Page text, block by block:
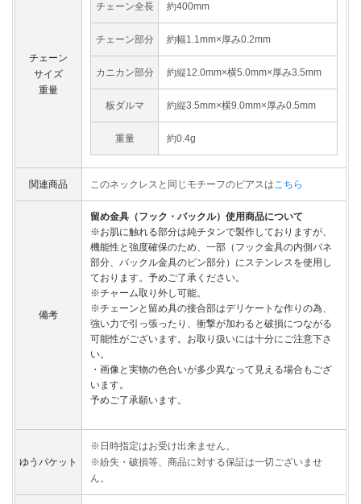
チェーン
サイズ
重量
チェーン全長 約400mm
チェーン部分 約幅1.1mm×厚み0.2mm
カニカン部分 約縦12.0mm×横5.0mm×厚み3.5mm
板ダルマ 約縦3.5mm×横9.0mm×厚み0.5mm
重量 約0.4g
関連商品 このネックレスと同じモチーフのピアスは こちら
備考
留め金具（フック・バックル）使用商品について
※お肌に触れる部分は純チタンで製作しておりますが、
機能性と強度確保のため、一部（フック金具の内側バネ
部分、バックル金具のピン部分）にステンレスを使用し
ております。予めご了承ください。
※チャーム取り外し可能。
※チェーンと留め具の接合部はデリケートな作りの為、
強い力で引っ張ったり、衝撃が加わると破損につながる
可能性がございます。お取り扱いには十分にご注意下さ
い。
・画像と実物の色合いが多少異なって見える場合もござ
います。
予めご了承願います。
ゆうパケット
※日時指定はお受け出来ません。
※紛失・破損等、商品に対する保証は一切ございませ
ん。